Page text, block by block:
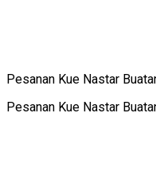
Pesanan Kue Nastar
Pesanan Kue Nastar